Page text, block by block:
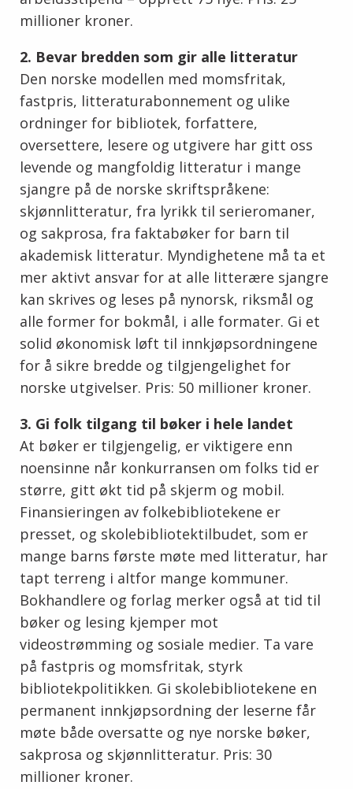
millioner kroner.
2. Bevar bredden som gir alle litteratur
Den norske modellen med momsfritak,
fastpris, litteraturabonnement og ulike
ordninger for bibliotek, forfattere,
oversettere, lesere og utgivere har gitt oss
levende og mangfoldig litteratur i mange
sjangre på de norske skriftspråkene:
skjønnlitteratur, fra lyrikk til serieromaner,
og sakprosa, fra faktabøker for barn til
akademisk litteratur. Myndighetene må ta et
mer aktivt ansvar for at alle litterære sjangre
kan skrives og leses på nynorsk, riksmål og
alle former for bokmål, i alle formater. Gi et
solid økonomisk løft til innkjøpsordningene
for å sikre bredde og tilgjengelighet for
norske utgivelser. Pris: 50 millioner kroner.
3. Gi folk tilgang til bøker i hele landet
At bøker er tilgjengelig, er viktigere enn
noensinne når konkurransen om folks tid er
større, gitt økt tid på skjerm og mobil.
Finansieringen av folkebibliotekene er
presset, og skolebibliotektilbudet, som er
mange barns første møte med litteratur, har
tapt terreng i altfor mange kommuner.
Bokhandlere og forlag merker også at tid til
bøker og lesing kjemper mot
videostrømming og sosiale medier. Ta vare
på fastpris og momsfritak, styrk
bibliotekpolitikken. Gi skolebibliotekene en
permanent innkjøpsordning der leserne får
møte både oversatte og nye norske bøker,
sakprosa og skjønnlitteratur. Pris: 30
millioner kroner.